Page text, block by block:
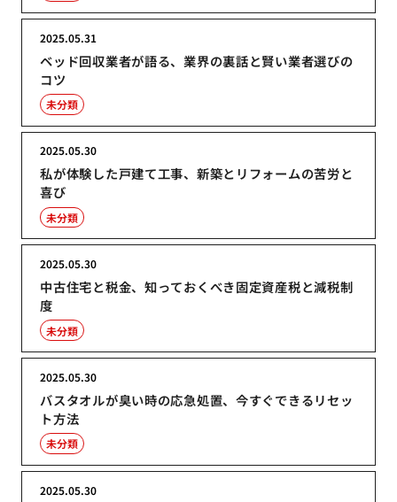
ベッド回収業者が語る、業界の裏話と賢い業者選びの
コツ
2025.05.31
未分類
私が体験した戸建て工事、新築とリフォームの苦労と
喜び
2025.05.30
未分類
中古住宅と税金、知っておくべき固定資産税と減税制
度
2025.05.30
未分類
バスタオルが臭い時の応急処置、今すぐできるリセッ
ト方法
2025.05.30
未分類
2025.05.30